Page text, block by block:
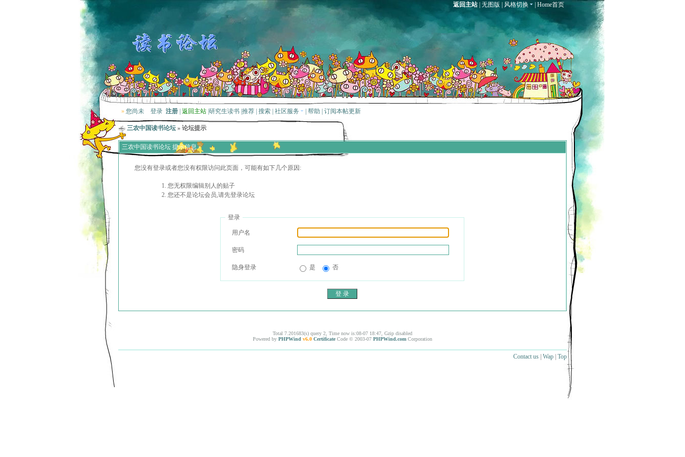
返回主站| 无图版 风格切换 Home首页
» 您尚未 登录 注册 返回主站 研究生读书 推荐 搜索 社区服务 帮助 订阅本帖更新
三农中国读书论坛 » 论坛提示
三农中国读书论坛 提示信息
您没有登录或者您没有权限访问此页面，可能有如下几个原因:
您无权限编辑别人的贴子
您还不是论坛会员,请先登录论坛
登录
用户名
密码
隐身登录 是 否
Total 7.201683(s) query 2, Time now is:08-07 18:47, Gzip disabled
Powered by PHPWind v6.0 Certificate Code © 2003-07 PHPWind.com Corporation
Contact us | Wap | Top